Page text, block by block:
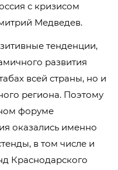
с кризисом
Медведев.
тенденции,
развития
всей страны, но и
региона. Поэтому
форуме
оказались именно
в том числе и
Краснодарского